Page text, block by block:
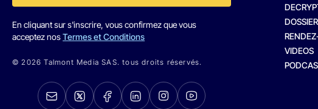
En cliquant sur s'inscrire, vous confirmez que vous
acceptez nosTermes et Conditions
© 2026 Talmont Media SAS. tous droits réservés.
VIDEOS